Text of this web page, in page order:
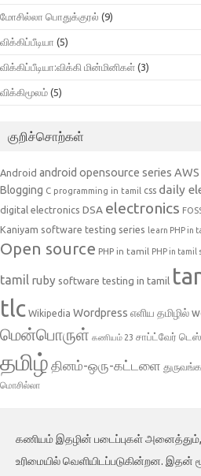
மோசில்லா பொதுக்குரல் (9)
விக்கிப்பீடியா (5)
விக்கிப்பீடியா:விக்கி மின்மினிகள் (3)
விக்கிமூலம் (5)
குறிச்சொற்கள்
Android android opensource series AWS
Blogging C programming in tamil css daily
digital electronics DSA electronics
Kaniyam software testing series learn PHP in
Open source PHP in tamil PHP in tamil
tamil ruby software testing in tamil
tlc Wikipedia Wordpress எளிய தமிழில்
மென்பொருள் கணியம் 23 சாப்ட்வேர்
தமிழ் தினம்-ஒரு-கட்டளை
மொசில்லா
கணியம் இதழின் படைப்புகள் அனைத்தும்,
உரிமையில் வெளியிடப்படுகின்றன. இதன்